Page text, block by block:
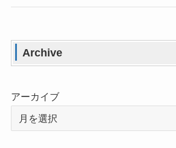
Archive
アーカイブ